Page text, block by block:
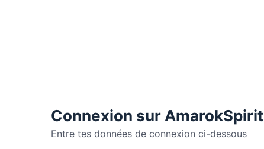
Connexion sur AmarokSpirit
Entre tes données de connexion ci-dessous